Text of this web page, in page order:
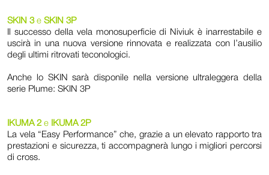
SKIN 3 e SKIN 3P
Il successo della vela monosuperficie di Niviuk è inarrestabile e
uscirà in una nuova versione rinnovata e realizzata con l’ausilio
degli ultimi ritrovati teconologici.
Anche lo SKIN sarà disponile nella versione ultraleggera della
serie Plume: SKIN 3P
IKUMA 2 e IKUMA 2P
La vela “Easy Performance” che, grazie a un elevato rapporto tra
prestazioni e sicurezza, ti accompagnerà lungo i migliori percorsi
di cross.